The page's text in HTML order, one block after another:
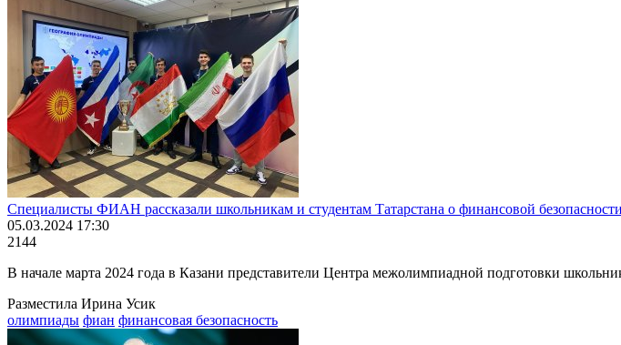
Специалисты ФИАН рассказали школьникам и студентам Татарстана о финансовой безопасности
05.03.2024 17:30
2144
В начале марта 2024 года в Казани представители Центра межолимпиадной подготовки
Разместила Ирина Усик
олимпиады фиан финансовая безопасность